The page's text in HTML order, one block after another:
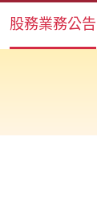
股務業務公告